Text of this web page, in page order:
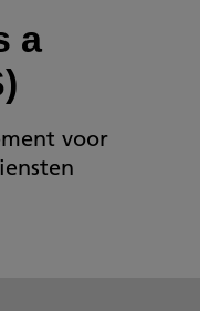
a
voor